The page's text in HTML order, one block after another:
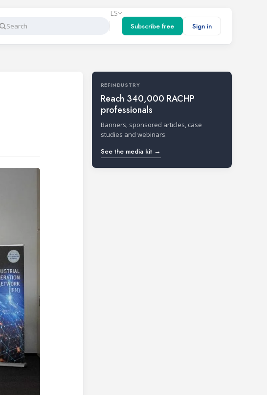
Search
ES
Subscribe free
Sign in
REFINDUSTRY
Reach 340,000 RACHP
professionals
Banners, sponsored articles, case
studies and webinars.
See the media kit →